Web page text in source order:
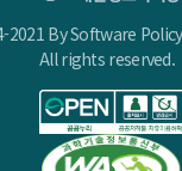
By Software
All rights reserved.